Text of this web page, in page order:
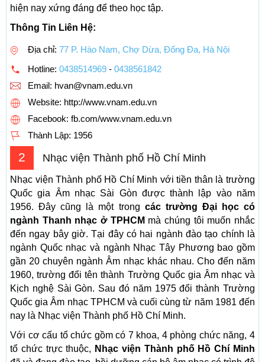
hiện nay xứng đáng để theo học tập.
Thông Tin Liên Hệ:
Địa chỉ: 77 P. Hào Nam, Chợ Dừa, Đống Đa, Hà Nội
Hotline: 0438514969 - 0438561842
Email: hvan@vnam.edu.vn
Website: http://www.vnam.edu.vn
Facebook: fb.com/www.vnam.edu.vn
Thành Lập: 1956
2 Nhạc viện Thành phố Hồ Chí Minh
Nhạc viện Thành phố Hồ Chí Minh với tiền thân là trường
Quốc gia Âm nhạc Sài Gòn được thành lập vào năm
1956. Đây cũng là một trong các trường Đại học có
ngành Thanh nhạc ở TPHCM mà chúng tôi muốn nhắc
đến ngay bây giờ. Tại đây có hai ngành đào tạo chính là
ngành Quốc nhạc và ngành Nhạc Tây Phương bao gồm
gần 20 chuyên ngành Âm nhạc khác nhau. Cho đến năm
1960, trường đổi tên thành Trường Quốc gia Âm nhạc và
Kịch nghệ Sài Gòn. Sau đó năm 1975 đổi thành Trường
Quốc gia Âm nhạc TPHCM và cuối cùng từ năm 1981 đến
nay là Nhạc viện Thành phố Hồ Chí Minh.
Với cơ cấu tổ chức gồm có 7 khoa, 4 phòng chức năng, 4
tổ chức trực thuộc, Nhạc viện Thành phố Hồ Chí Minh